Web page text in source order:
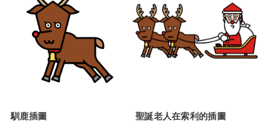
馴鹿插圖 聖誕老人在索利的插圖